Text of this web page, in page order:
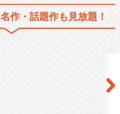
名作・話題作も見放題！